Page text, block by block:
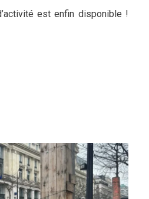
est enfin disponible !